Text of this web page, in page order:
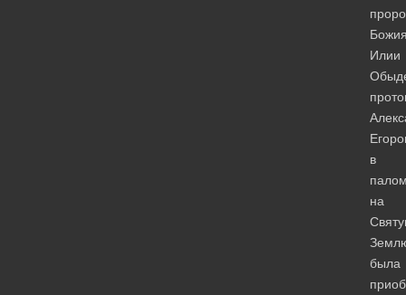
Илии
в
на
была